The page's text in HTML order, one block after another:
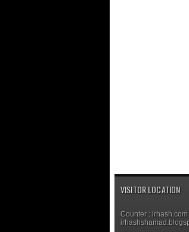
VISITOR LOCATION
Counter :